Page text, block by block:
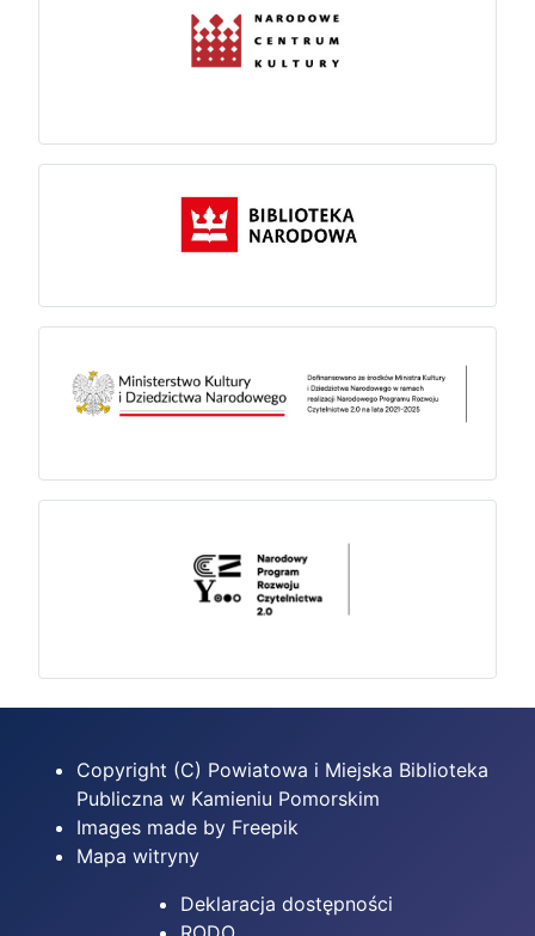
Copyright (C) Powiatowa i Miejska Biblioteka
Publiczna w Kamieniu Pomorskim
Images made by Freepik
Mapa witryny
Deklaracja dostępności